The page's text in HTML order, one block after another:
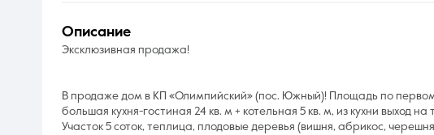
описание
Эксклюзивная продажа!
В продаже дом в КП «Олимпийский» (пос. Южный)! Площадь по
большая кухня-гостиная 24 кв. м + котельная 5 кв. м, из кухни выход
Участок 5 соток, теплица, плодовые деревья (вишня, абрикос,